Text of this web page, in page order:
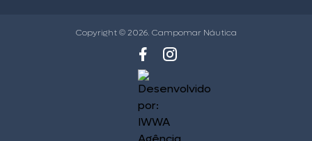
Copyright © 2026. Campomar Náutica